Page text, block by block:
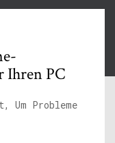
Ihren PC
Um Probleme